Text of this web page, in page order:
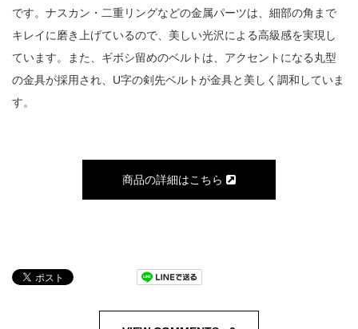
です。ナスカン・二重リングなどの金属パーツは、細部の角まで
キレイに磨き上げているので、美しい光沢による高級感を実現し
ています。また、ギボシ留めのベルトは、アクセントになる丸型
の金具が採用され、U字の剣先ベルトが金具と美しく調和していま
す。
商品の詳細はこちら